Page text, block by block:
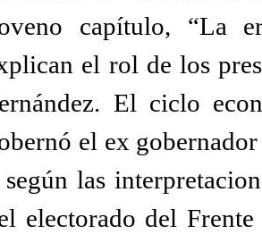
capítulo, “La
el rol de los
El ciclo
el ex
las
electorado del